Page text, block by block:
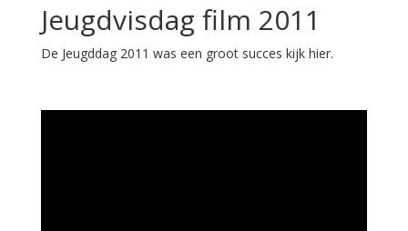
Jeugdvisdag film 2011
De Jeugddag 2011 was een groot succes kijk hier.